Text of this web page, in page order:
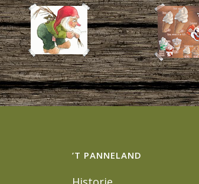
’T PANNELAND